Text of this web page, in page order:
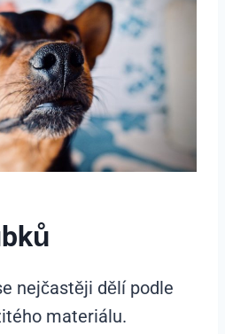
nejčastěji dělí podle
materiálu.